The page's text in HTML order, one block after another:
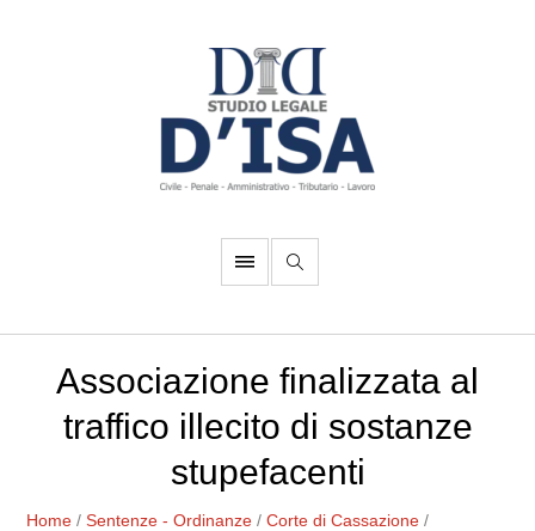
Associazione finalizzata al
traffico illecito di sostanze
stupefacenti
Home /Sentenze - Ordinanze /Corte di Cassazione /